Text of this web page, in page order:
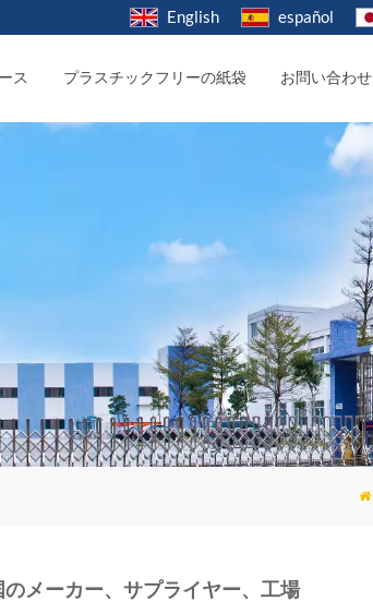
English español
ス プラスチックフリーの紙袋 お問い合わせ
のメーカー、サプライヤー、工場